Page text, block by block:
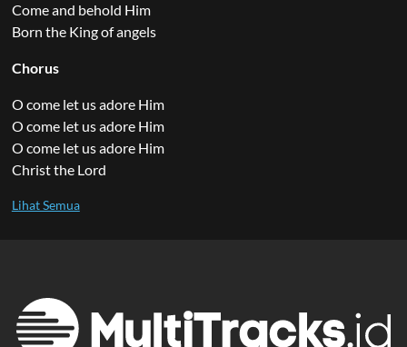
Come and behold Him
Born the King of angels
Chorus
O come let us adore Him
O come let us adore Him
O come let us adore Him
Christ the Lord